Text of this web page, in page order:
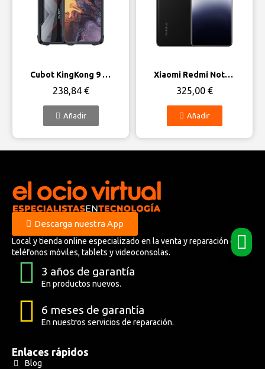
Vista rápida Cubot KingKong 9 12GB/256GB
238,84 €
Añadir
Vista rápida Xiaomi Redmi Note 14 Pro 5G
325,00 €
Añadir
Descarga nuestra App
Local y tienda online especializado en la venta y reparación de
teléfonos móviles, tablets y videoconsolas.
3 años de garantía
En productos nuevos.
6 meses de garantía
En nuestros servicios de reparación.
Enlaces rápidos
Blog